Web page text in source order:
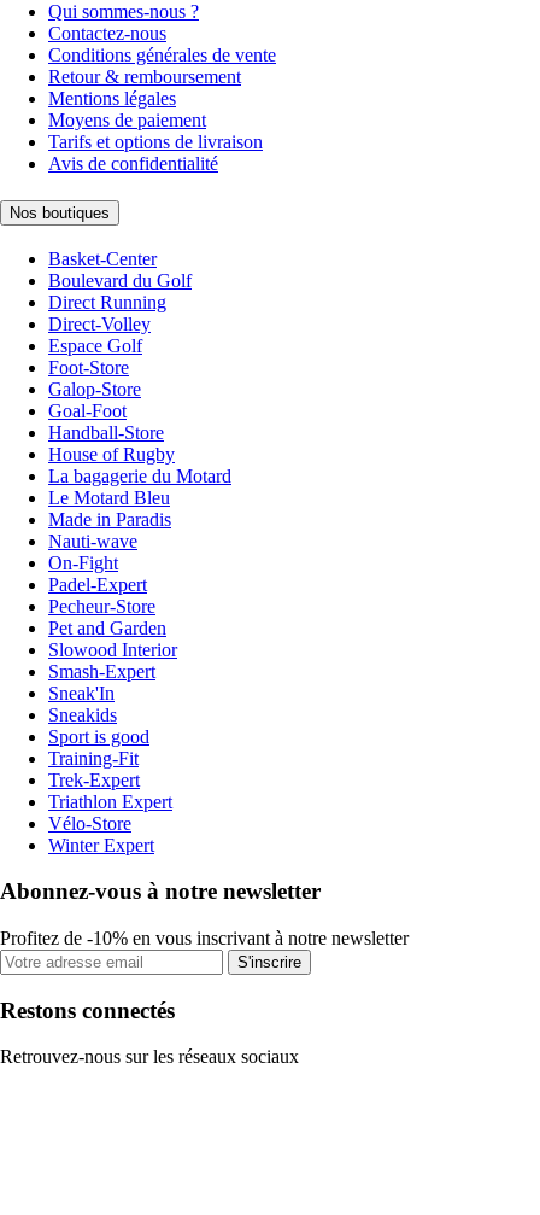
Qui sommes-nous ?
Contactez-nous
Conditions générales de vente
Retour & remboursement
Mentions légales
Moyens de paiement
Tarifs et options de livraison
Avis de confidentialité
Nos boutiques
Basket-Center
Boulevard du Golf
Direct Running
Direct-Volley
Espace Golf
Foot-Store
Galop-Store
Goal-Foot
Handball-Store
House of Rugby
La bagagerie du Motard
Le Motard Bleu
Made in Paradis
Nauti-wave
On-Fight
Padel-Expert
Pecheur-Store
Pet and Garden
Slowood Interior
Smash-Expert
Sneak'In
Sneakids
Sport is good
Training-Fit
Trek-Expert
Triathlon Expert
Vélo-Store
Winter Expert
Abonnez-vous à notre newsletter
Profitez de -10% en vous inscrivant à notre newsletter
S'inscrire
Restons connectés
Retrouvez-nous sur les réseaux sociaux